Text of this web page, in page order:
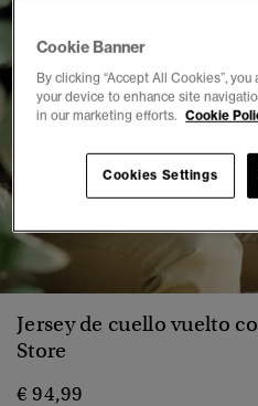
1 2 3 4
Jersey de cuello vuelto
Store
€ 94,99
Cookie Banner
By clicking “Accept All Cookies”,
your device to enhance site
in our marketing efforts. Cookie
Cookies Settings